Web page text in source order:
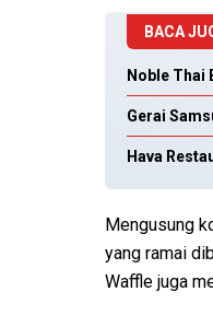
BACA
Noble Thai
Gerai
Hava
Mengusung
yang ramai
Waffle juga